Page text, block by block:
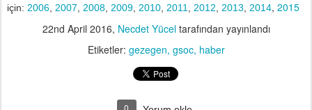
için: 2006 2007 2008 2009 2010 2011 2012 2013 2014, 2015
22nd April 2016, Necdet Yüceltarafından yayınlandı
Etiketler: gezegen gsoc haber
0